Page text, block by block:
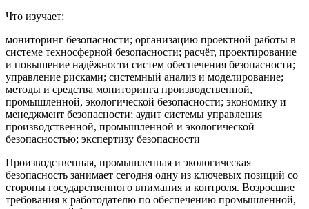
Что изучает:
мониторинг безопасности; организацию проектной работы в
системе техносферной безопасности; расчёт, проектирование
и повышение надёжности систем обеспечения безопасности;
управление рисками; системный анализ и моделирование;
методы и средства мониторинга производственной,
промышленной, экологической безопасности; экономику и
менеджмент безопасности; аудит системы управления
производственной, промышленной и экологической
безопасностью; экспертизу безопасности
Производственная, промышленная и экологическая
безопасность занимает сегодня одну из ключевых позиций со
стороны государственного внимания и контроля. Возросшие
требования к работодателю по обеспечению промышленной,